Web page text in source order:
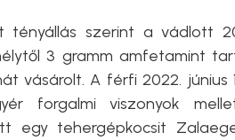
szerint a vádlott
3 gramm amfetamint
vásárolt. A férfi 2022. június
forgalmi viszonyok
egy tehergépkocsit